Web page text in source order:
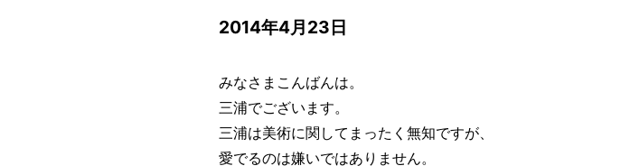
2014年4月23日
みなさまこんばんは。
三浦でございます。
三浦は美術に関してまったく無知ですが、
愛でるのは嫌いではありません。